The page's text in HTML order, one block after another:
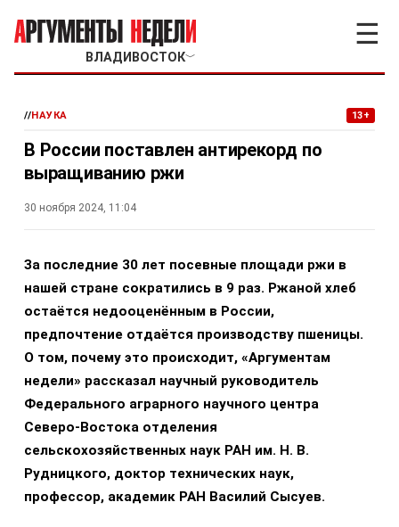
ВЛАДИВОСТОК﹀
☰
//НАУКА 13+
В России поставлен антирекорд по
выращиванию ржи
30 ноября 2024, 11:04
За последние 30 лет посевные площади ржи в
нашей стране сократились в 9 раз. Ржаной хлеб
остаётся недооценённым в России,
предпочтение отдаётся производству пшеницы.
О том, почему это происходит, «Аргументам
недели» рассказал научный руководитель
Федерального аграрного научного центра
Северо-Востока отделения
сельскохозяйственных наук РАН им. Н. В.
Рудницкого, доктор технических наук,
профессор, академик РАН Василий Сысуев.